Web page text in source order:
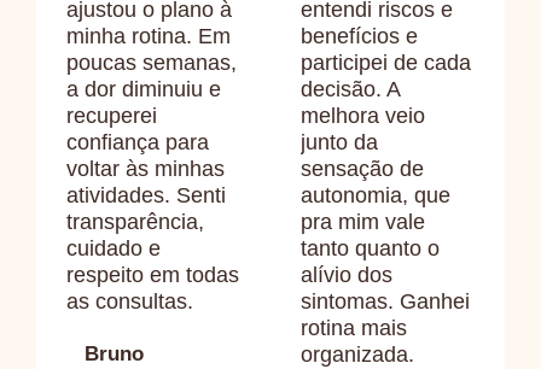
ajustou o plano à
minha rotina. Em
poucas semanas,
a dor diminuiu e
recuperei
confiança para
voltar às minhas
atividades. Senti
transparência,
cuidado e
respeito em todas
as consultas.
Bruno
entendi riscos e
benefícios e
participei de cada
decisão. A
melhora veio
junto da
sensação de
autonomia, que
pra mim vale
tanto quanto o
alívio dos
sintomas. Ganhei
rotina mais
organizada.